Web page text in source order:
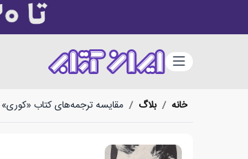
دسته‌بندی
خانه / بلاگ / مقایسه ترجمه‌های کتاب «کوری»